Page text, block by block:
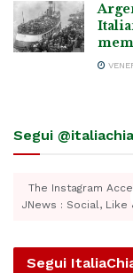
Segui
The Instagram
JNews : Social, Like
Segui